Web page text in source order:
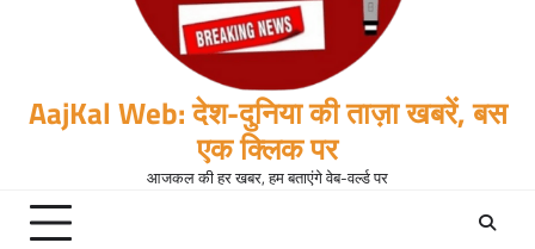
AajKal Web: देश-दुनिया की ताज़ा खबरें, बस
एक क्लिक पर
आजकल की हर खबर, हम बताएंगे वेब-वर्ल्ड पर